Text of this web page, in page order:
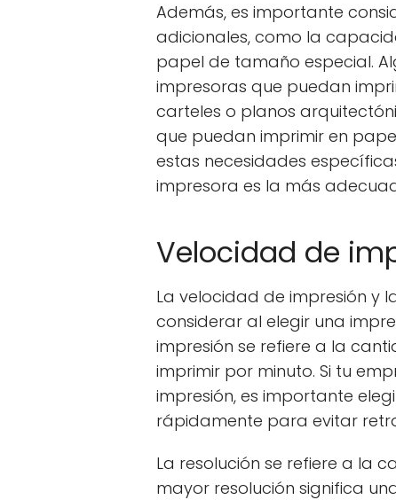
Además, es importante
adicionales, como la
papel de tamaño especial.
impresoras que puedan
carteles o planos
que puedan imprimir en
estas necesidades
impresora es la más
Velocidad de
La velocidad de impresión y
considerar al elegir una
impresión se refiere a la
imprimir por minuto. Si tu
impresión, es importante
rápidamente para evitar
La resolución se refiere a la
mayor resolución significa